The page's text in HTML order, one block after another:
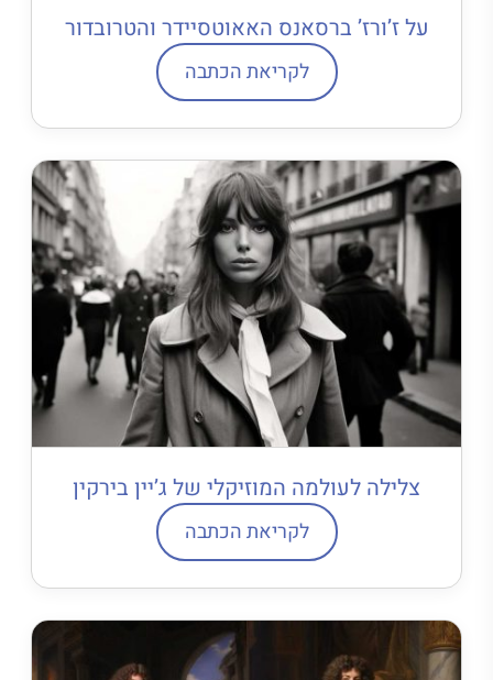
על ז’ורז’ ברסאנס האאוטסיידר והטרובדור
לקריאת הכתבה
צלילה לעולמה המוזיקלי של ג’יין בירקין
לקריאת הכתבה